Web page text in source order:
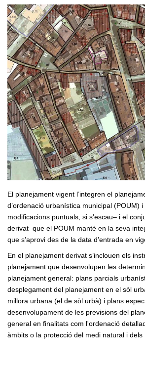
El planejament vigent l’integren el
d’ordenació urbanística municipal (POUM)
modificacions puntuals, si s’escau– i el
derivat que el POUM manté en la seva
que s’aprovi des de la data d’entrada en
En el planejament derivat s’inclouen els
planejament que desenvolupen les
planejament general: plans parcials
desplegament del planejament en el sòl
millora urbana (el de sòl urbà) i plans
desenvolupament de les previsions del
general en finalitats com l'ordenació
àmbits o la protecció del medi natural i dels